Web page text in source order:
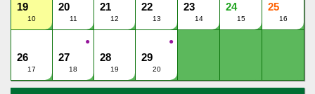
19
10
20
11
21
12
22
13
23
14
24
15
25
16
26
17
●
27
18
28
19
●
29
20